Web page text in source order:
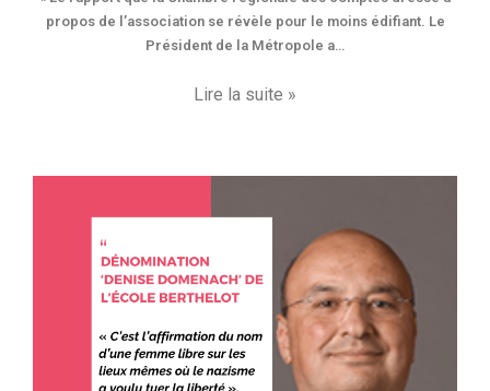
propos de l’association se révèle pour le moins édifiant. Le
Président de la Métropole a…
Lire la suite »